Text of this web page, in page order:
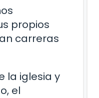
propios
carreras
la iglesia y
el